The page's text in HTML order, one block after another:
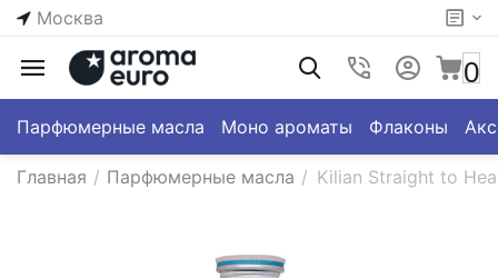
Москва
0
Парфюмерные масла Моно ароматы Флаконы
Главная / Парфюмерные масла / Kilian Straight to